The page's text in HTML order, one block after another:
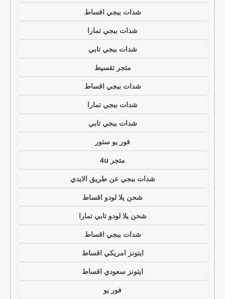
شدات ببجي اقساط
شدات ببجي تمارا
شدات ببجي تابي
متجر تقسيط
شدات ببجي اقساط
شدات ببجي تمارا
شدات ببجي تابي
فور يو ستور
متجر 4u
شدات ببجي عن طريق الايدي
شحن يلا لودو اقساط
شحن يلا لودو تابي تمارا
شدات ببجي اقساط
ايتونز امريكي اقساط
ايتونز سعودي اقساط
فور يو